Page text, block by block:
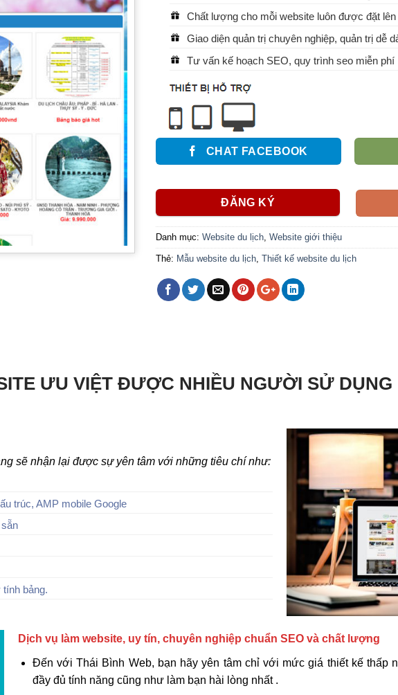
Chất lượng cho mỗi website luôn được đặt lên
Giao diện quản trị chuyên nghiệp, quản trị dễ
Tư vấn kế hoạch SEO, quy trình seo miễn phí
CHAT FACEBOOK
ĐĂNG KÝ
Danh mục: Website du lịch, Website giới thiệu
Thẻ: Mẫu website du lịch, Thiết kế website du lịch
ƯU VIỆT ĐƯỢC NHIỀU NGƯỜI SỬ DỤNG
sẽ nhận lại được sự yên tâm với những tiêu chí như:
trúc, AMP mobile Google
bảng.
Dịch vụ làm website, uy tín, chuyên nghiệp chuẩn SEO và chất lượng
Đến với Thái Bình Web, bạn hãy yên tâm chỉ với mức giá thiết kế thấp
đầy đủ tính năng cũng như làm bạn hài lòng nhất .